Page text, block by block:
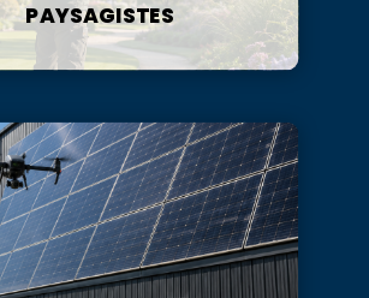
PAYSAGISTES